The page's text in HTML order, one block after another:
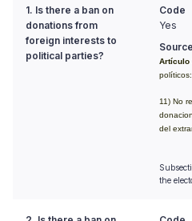
1. Is there a ban on
donations from
foreign interests to
political parties?
Code
Yes
Source
Artículo
políticos:
11) No
del
the